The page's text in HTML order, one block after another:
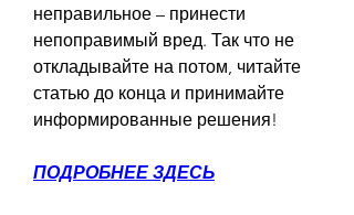
неправильное – принести
непоправимый вред. Так что не
откладывайте на потом, читайте
статью до конца и принимайте
информированные решения!
ПОДРОБНЕЕ ЗДЕСЬ